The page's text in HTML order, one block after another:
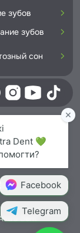
зубов
зубов
сон
Dent